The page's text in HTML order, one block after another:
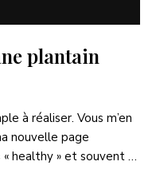
plantain
à réaliser. Vous m’en
nouvelle page
healthy » et souvent …